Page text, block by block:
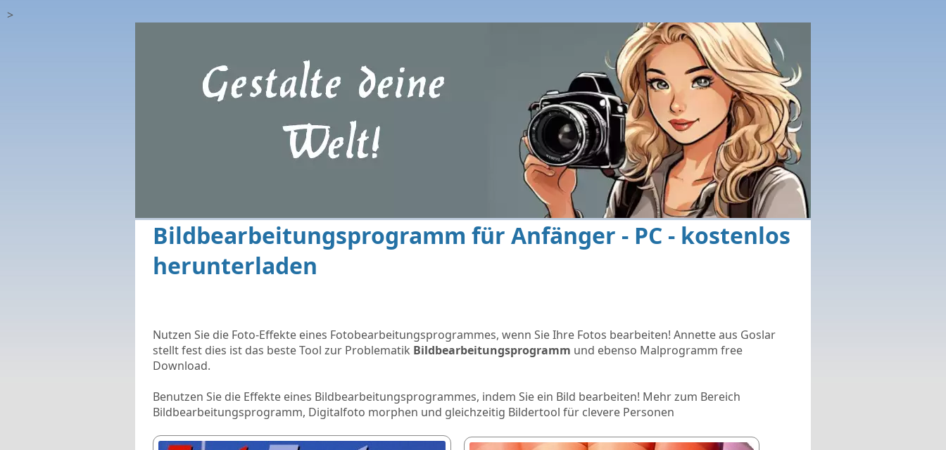
>
Bildbearbeitungsprogramm für Anfänger - PC - kostenlos
herunterladen
Nutzen Sie die Foto-Effekte eines Fotobearbeitungsprogrammes, wenn Sie Ihre Fotos bearbeiten! Annette aus Goslar
stellt fest dies ist das beste Tool zur Problematik Bildbearbeitungsprogramm und ebenso Malprogramm free
Download.
Benutzen Sie die Effekte eines Bildbearbeitungsprogrammes, indem Sie ein Bild bearbeiten! Mehr zum Bereich
Bildbearbeitungsprogramm, Digitalfoto morphen und gleichzeitig Bildertool für clevere Personen